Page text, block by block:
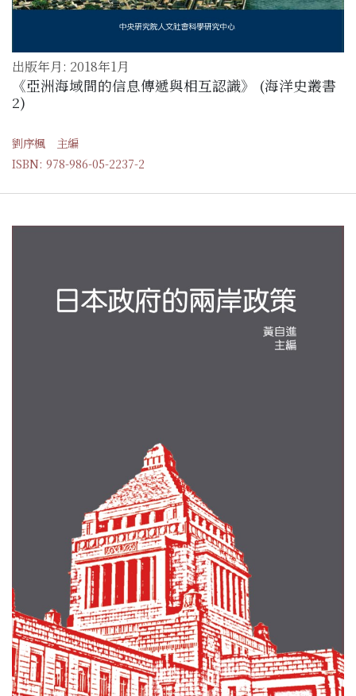
出版年月: 2018年1月
《亞洲海域間的信息傳遞與相互認識》 (海洋史叢書
2)
劉序楓 主編
ISBN: 978-986-05-2237-2